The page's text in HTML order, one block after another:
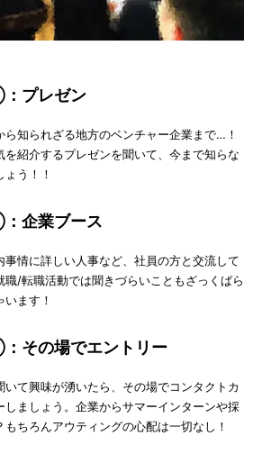
プレゼン
ら知られざる地方のベンチャー企業まで…！
紹介するプレゼンを聞いて、今まで知らな
う！！
企業ブース
事情に詳しい人事など、社員の方と交流して
職/転職活動では聞きづらいこともざっくばら
ます！
その場でエントリー
て興味が湧いたら、その場でコンタクトカ
しましょう。企業からサマーインターンや採
ちろんアウティングの心配は一切なし！